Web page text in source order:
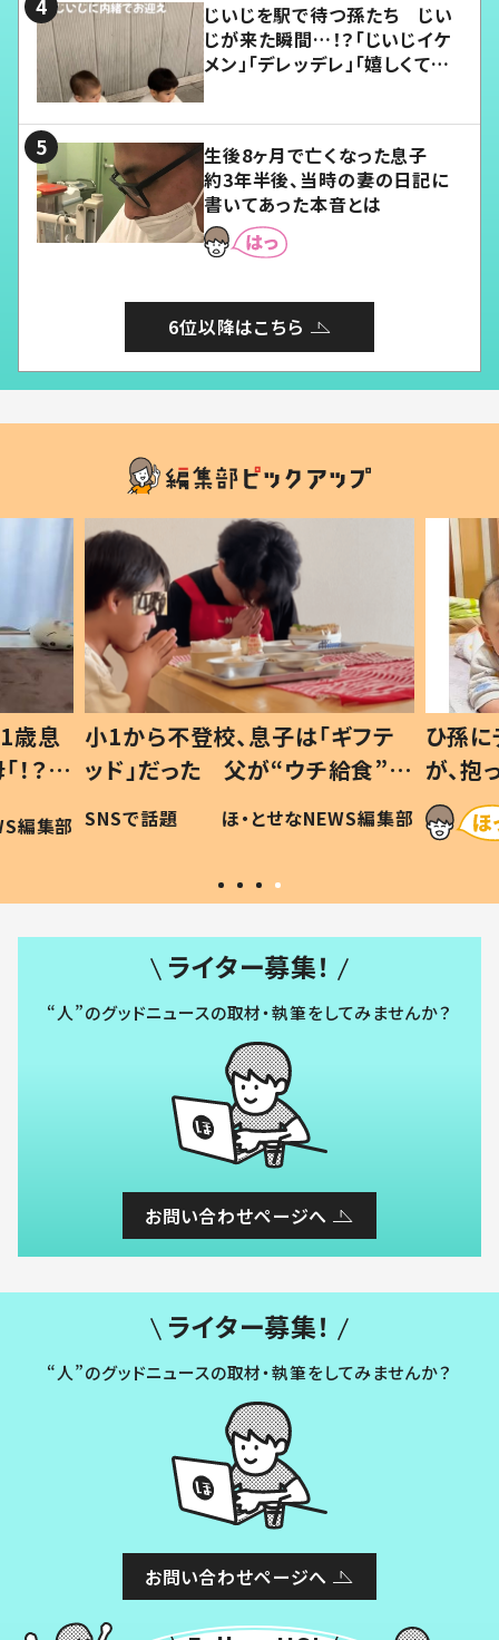
じいじを駅で待つ孫たち じい
じが来た瞬間…！？「じいじイケ
メン」「デレッデレ」「嬉しくて可
生後8ヶ月で亡くなった息子
約3年半後、当時の妻の日記に
書いてあった本音とは
6位以降はこちら
歳息
？」
編集部
小1から不登校、息子は「ギフテ
ッド」だった 父が“ウチ給食”を
作り続ける理由とは #令和の親
#令和の子
SNSで話題 ほ・とせなNEWS編集部
ひ孫
が、
「涙が
い」
ライター募集！
“人”のグッドニュースの取材・執筆をしてみませんか？
お問い合わせページへ
ライター募集！
“人”のグッドニュースの取材・執筆をしてみませんか？
お問い合わせページへ